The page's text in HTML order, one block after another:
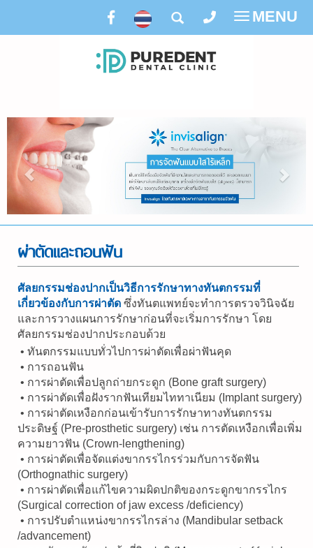
Toggle
MENU
ผ่าตัดและถอนฟัน
ศัลยกรรมช่องปากเป็นวิธีการรักษาทางทันตกรรมที่
เกี่ยวข้องกับการผ่าตัด ซึ่งทันตแพทย์จะทำการตรวจวินิจฉัย
และการวางแผนการรักษาก่อนที่จะเริ่มการรักษา โดย
ศัลยกรรมช่องปากประกอบด้วย
• ทันตกรรมแบบทั่วไปการผ่าตัดเพื่อผ่าฟันคุด
• การถอนฟัน
• การผ่าตัดเพื่อปลูกถ่ายกระดูก (Bone graft surgery)
• การผ่าตัดเพื่อฝังรากฟันเทียมไททาเนียม (Implant surgery)
• การผ่าตัดเหงือกก่อนเข้ารับการรักษาทางทันตกรรม
ประดิษฐ์ (Pre-prosthetic surgery) เช่น การตัดเหงือกเพื่อเพิ่ม
ความยาวฟัน (Crown-lengthening)
• การผ่าตัดเพื่อจัดแต่งขากรรไกรร่วมกับการจัดฟัน
(Orthognathic surgery)
• การผ่าตัดเพื่อแก้ไขความผิดปกติของกระดูกขากรรไกร
(Surgical correction of jaw excess /deficiency)
• การปรับตำแหน่งขากรรไกรล่าง (Mandibular setback
/advancement)